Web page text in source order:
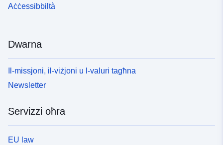
Aċċessibbiltà
Dwarna
Il-missjoni, il-viżjoni u l-valuri tagħna
Newsletter
Servizzi oħra
EU law